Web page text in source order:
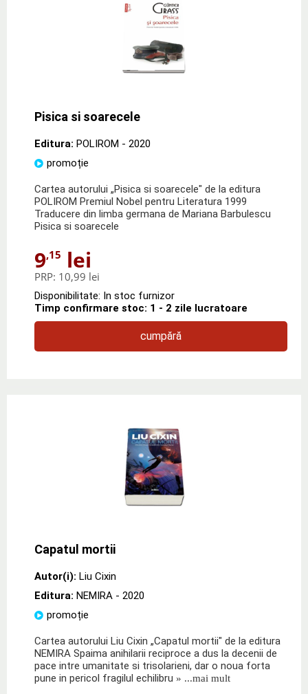
Pisica si soarecele
Editura: POLIROM - 2020
promoție
Cartea autorului „Pisica si soarecele" de la editura
POLIROM Premiul Nobel pentru Literatura 1999
Traducere din limba germana de Mariana Barbulescu
Pisica si soarecele
9,15 lei
PRP: 10,99 lei
Disponibilitate: In stoc furnizor
Timp confirmare stoc: 1 - 2 zile lucratoare
cumpără
Capatul mortii
Autor(i): Liu Cixin
Editura: NEMIRA - 2020
promoție
Cartea autorului Liu Cixin „Capatul mortii" de la editura
NEMIRA Spaima anihilarii reciproce a dus la decenii de
pace intre umanitate si trisolarieni, dar o noua forta
pune in pericol fragilul echilibru » ...mai mult